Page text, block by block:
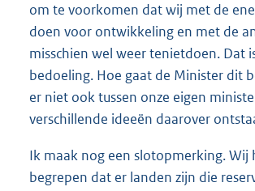
om te voorkomen dat wij met de
doen voor ontwikkeling en met de
misschien wel weer tenietdoen. Dat
bedoeling. Hoe gaat de Minister dit
er niet ook tussen onze eigen
verschillende ideeën daarover
Ik maak nog een slotopmerking. Wij
begrepen dat er landen zijn die